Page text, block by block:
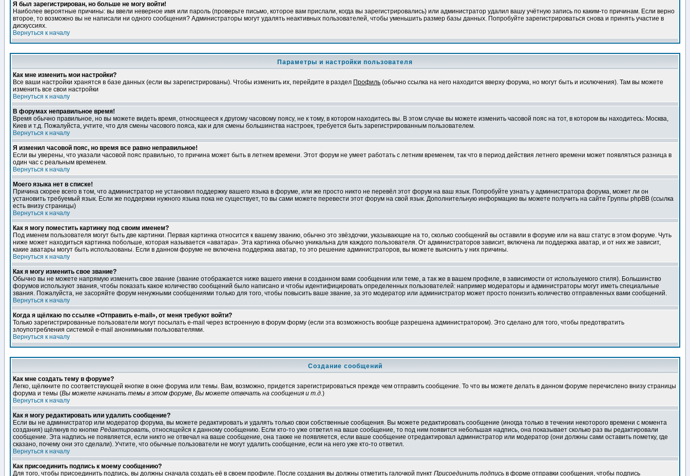
Я был зарегистрирован, но больше не могу войти!
Наиболее вероятные причины: вы ввели неверное имя или пароль (проверьте письмо, которое вам прислали, когда вы зарегистрировались) или администратор удалил вашу учётную запись по каким-то причинам. Если верно
второе, то возможно вы не написали ни одного сообщения? Администраторы могут удалять неактивных пользователей, чтобы уменьшить размер базы данных. Попробуйте зарегистрироваться снова и принять участие в
дискуссиях.
Вернуться к началу
Параметры и настройки пользователя
Как мне изменить мои настройки?
Все ваши настройки хранятся в базе данных (если вы зарегистрированы). Чтобы изменить их, перейдите в раздел Профиль (обычно ссылка на него находится вверху форума, но могут быть и исключения). Там вы можете
изменить все свои настройки
Вернуться к началу
В форумах неправильное время!
Время обычно правильное, но вы можете видеть время, относящееся к другому часовому поясу, не к тому, в котором находитесь вы. В этом случае вы можете изменить часовой пояс на тот, в котором вы находитесь: Москва,
Киев и т.д. Пожалуйста, учтите, что для смены часового пояса, как и для смены большинства настроек, требуется быть зарегистрированным пользователем.
Вернуться к началу
Я изменил часовой пояс, но время все равно неправильное!
Если вы уверены, что указали часовой пояс правильно, то причина может быть в летнем времени. Этот форум не умеет работать с летним временем, так что в период действия летнего времени может появляться разница в
один час с реальным временем.
Вернуться к началу
Моего языка нет в списке!
Причина скорее всего в том, что администратор не установил поддержку вашего языка в форуме, или же просто никто не перевёл этот форум на ваш язык. Попробуйте узнать у администратора форума, может ли он
установить требуемый язык. Если же поддержки нужного языка пока не существует, то вы сами можете перевести этот форум на свой язык. Дополнительную информацию вы можете получить на сайте Группы phpBB (ссылка
есть внизу страницы)
Вернуться к началу
Как я могу поместить картинку под своим именем?
Под именем пользователя могут быть две картинки. Первая картинка относится к вашему званию, обычно это звёздочки, указывающие на то, сколько сообщений вы оставили в форуме или на ваш статус в этом форуме. Чуть
ниже может находиться картинка побольше, которая называется «аватара». Эта картинка обычно уникальна для каждого пользователя. От администраторов зависит, включена ли поддержка аватар, и от них же зависит,
какие аватары могут быть использованы. Если в данном форуме не включена поддержка аватар, то это решение администраторов, вы можете выяснить у них причины.
Вернуться к началу
Как я могу изменить свое звание?
Обычно вы не можете напрямую изменить свое звание (звание отображается ниже вашего имени в созданном вами сообщении или теме, а так же в вашем профиле, в зависимости от используемого стиля). Большинство
форумов используют звания, чтобы показать какое количество сообщений было написано и чтобы идентифицировать определенных пользователей: например модераторы и администраторы могут иметь специальные
звания. Пожалуйста, не засоряйте форум ненужными сообщениями только для того, чтобы повысить ваше звание, за это модератор или администратор может просто понизить количество отправленных вами сообщений.
Вернуться к началу
Когда я щёлкаю по ссылке «Отправить e-mail», от меня требуют войти?
Только зарегистрированные пользователи могут посылать e-mail через встроенную в форум форму (если эта возможность вообще разрешена администратором). Это сделано для того, чтобы предотвратить
злоупотребления системой e-mail анонимными пользователями.
Вернуться к началу
Создание сообщений
Как мне создать тему в форуме?
Легко, щёлкните по соответствующей кнопке в окне форума или темы. Вам, возможно, придется зарегистрироваться прежде чем отправить сообщение. То что вы можете делать в данном форуме перечислено внизу страницы
форума и темы (Вы можете начинать темы в этом форуме, Вы можете отвечать на сообщения и т.д.)
Вернуться к началу
Как я могу редактировать или удалить сообщение?
Если вы не администратор или модератор форума, вы можете редактировать и удалять только свои собственные сообщения. Вы можете редактировать сообщение (иногда только в течении некоторого времени с момента
создания) щёлкнув по кнопке Редактировать, относящейся к данному сообщению. Если кто-то уже ответил на ваше сообщение, то под ним появится небольшая надпись, она показывает сколько раз вы редактировали
сообщение. Эта надпись не появляется, если никто не отвечал на ваше сообщение, она также не появляется, если ваше сообщение отредактировал администратор или модератор (они должны сами оставить пометку, где
сказано, почему они это сделали). Учтите, что обычные пользователи не могут удалить сообщение, если на него уже кто-то ответил.
Вернуться к началу
Как присоединить подпись к моему сообщению?
Для того, чтобы присоединить подпись, вы должны сначала создать её в своем профиле. После создания вы должны отметить галочкой пункт Присоединить подпись в форме отправки сообщения, чтобы подпись